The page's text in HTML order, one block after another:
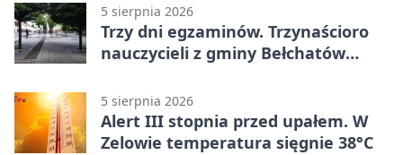
5 sierpnia 2026
Trzy dni egzaminów. Trzynaścioro
nauczycieli z gminy Bełchatów
5 sierpnia 2026
Alert III stopnia przed upałem. W
Zelowie temperatura sięgnie 38°C